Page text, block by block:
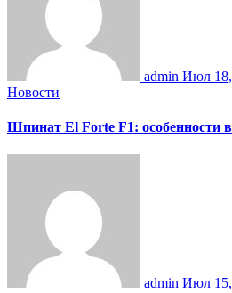
admin Июл 18,
Новости
Шпинат El Forte F1: особенности
admin Июл 15,